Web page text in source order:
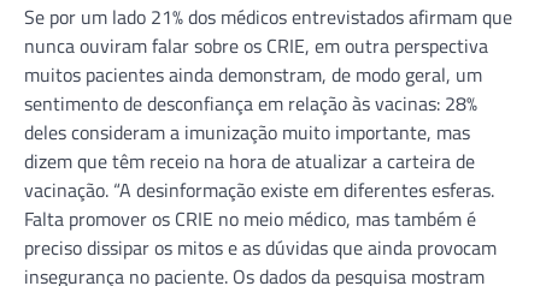
Se por um lado 21% dos médicos entrevistados afirmam que
nunca ouviram falar sobre os CRIE, em outra perspectiva
muitos pacientes ainda demonstram, de modo geral, um
sentimento de desconfiança em relação às vacinas: 28%
deles consideram a imunização muito importante, mas
dizem que têm receio na hora de atualizar a carteira de
vacinação. “A desinformação existe em diferentes esferas.
Falta promover os CRIE no meio médico, mas também é
preciso dissipar os mitos e as dúvidas que ainda provocam
insegurança no paciente. Os dados da pesquisa mostram